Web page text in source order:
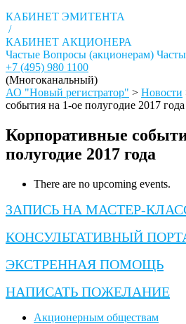
КАБИНЕТ ЭМИТЕНТА
/
КАБИНЕТ АКЦИОНЕРА
Частые Вопросы (акционерам)
+7 (495) 980 1100
(Многоканальный)
АО "Новый регистратор" > Новости
события на 1-ое полугодие 2017 года
Корпоративные
полугодие 2017 года
There are no upcoming events.
ЗАПИСЬ НА МАСТЕР-
КОНСУЛЬТАТИВНЫЙ
ЭКСТРЕННАЯ ПОМОЩЬ
НАПИСАТЬ ПОЖЕЛАНИЕ
Акционерным обществам